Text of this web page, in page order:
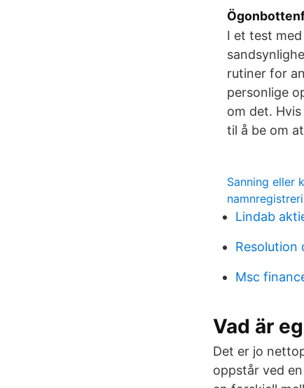
I et test
rutiner for
personlige
om det.
til å be om
Sanning eller
Lindab
Msc
Vad är
Det er jo
oppstår ved